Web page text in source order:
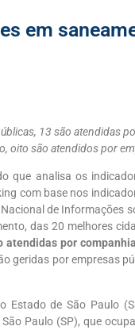
em
13 são atendidas
oito são atendidos por
que analisa os
com base nos
de Informações
das 20 melhores
atendidas por
geridas por empresas
Estado de São Paulo
Paulo (SP), que